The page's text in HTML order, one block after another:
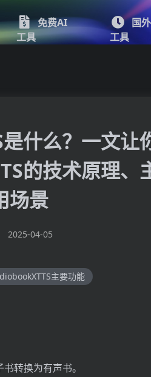
免费AI
工具
国
工具
什么？一文让
的技术原理、
场景
2025-04-05
主要功能
转换为有声书。